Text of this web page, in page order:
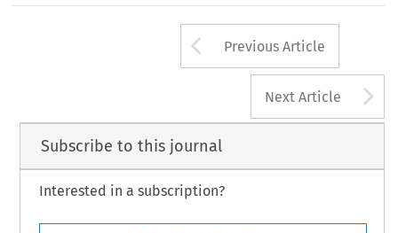
Arrow button
Previous Article
Next Article
Subscribe to this journal
Interested in a subscription?